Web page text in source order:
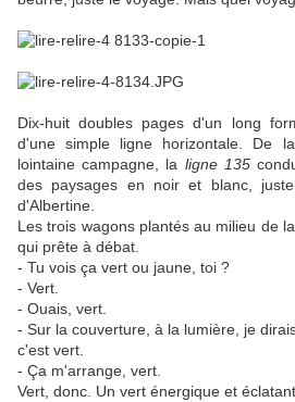
Dix-huit doubles pages d'un long
d'une simple ligne horizontale. De
lointaine campagne, la ligne 135
des paysages en noir et blanc,
d'Albertine.
Les trois wagons plantés au milieu de
qui prête à débat.
- Tu vois ça vert ou jaune, toi ?
- Vert.
- Ouais, vert.
- Sur la couverture, à la lumière, je
c'est vert.
- Ça m'arrange, vert.
Vert, donc. Un vert énergique et